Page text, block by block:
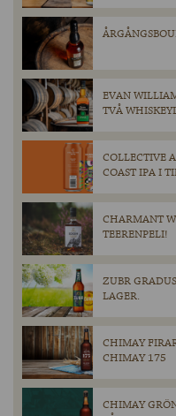
EVAN
TVÅ
COLLECTIVE
COAST IPA I
CHARMANT
TEERENPELI!
ZUBR
LAGER.
CHIMAY
CHIMAY 175
CHIMAY